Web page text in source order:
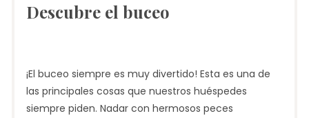
Descubre el buceo
¡El buceo siempre es muy divertido! Esta es una de
las principales cosas que nuestros huéspedes
siempre piden. Nadar con hermosos peces